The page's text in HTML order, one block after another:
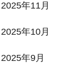
2025年11月
2025年10月
2025年9月